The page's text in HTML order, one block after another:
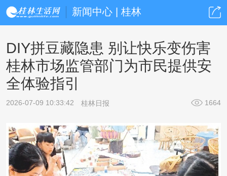
新闻中心 | 桂林
DIY拼豆藏隐患 别让快乐变伤害
桂林市场监管部门为市民提供安
全体验指引
2026-07-09 10:33:42 桂林日报 1664